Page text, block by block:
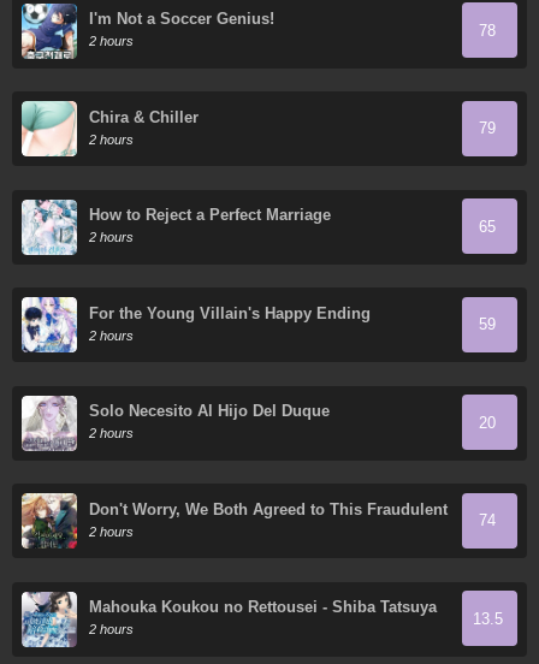
I'm Not a Soccer Genius!
2 hours
78
Chira & Chiller
2 hours
79
How to Reject a Perfect Marriage
2 hours
65
For the Young Villain's Happy Ending
2 hours
59
Solo Necesito Al Hijo Del Duque
2 hours
20
Don't Worry, We Both Agreed to This Fraudulent
Marriage
2 hours
74
Mahouka Koukou no Rettousei - Shiba Tatsuya
Ansatsu Keikaku
2 hours
13.5